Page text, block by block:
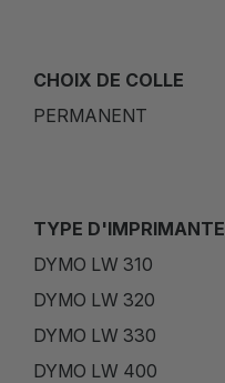
CHOIX DE COLLE
PERMANENT
TYPE D'IMPRIMANTE
DYMO LW 310
DYMO LW 320
DYMO LW 330
DYMO LW 400